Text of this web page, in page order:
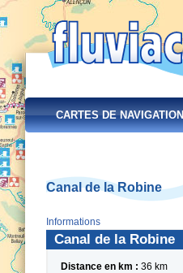
CARTES DE NAVIGATION
Canal de la Robine
Informations
Canal de la Robine
Distance en km : 36 km